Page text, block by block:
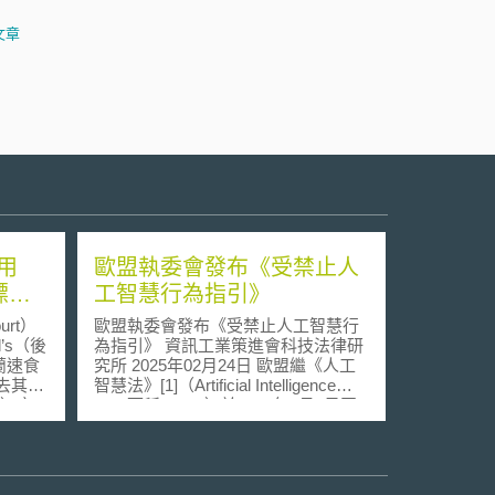
章
權
）
（後
速食
其
之
」
歐盟執委會發布《受禁止人
工智慧行為指引》
歐盟執委會發布《受禁止人工智慧行
為指引》 資訊工業策進會科技法律研
究所 2025年02月24日 歐盟繼《人工
智慧法》[1]（Artificial Intelligence
Act, 下稱AI Act）於2024年8月1日正
式生效後，針對該法中訂於2025年2